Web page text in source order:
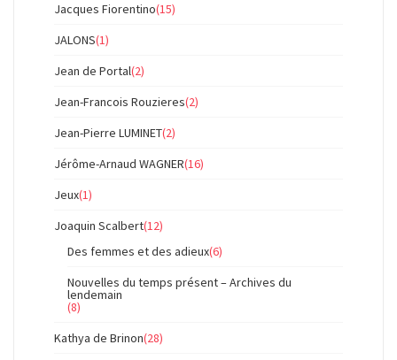
Jacques Fiorentino(15)
JALONS(1)
Jean de Portal(2)
Jean-Francois Rouzieres(2)
Jean-Pierre LUMINET(2)
Jérôme-Arnaud WAGNER(16)
Jeux(1)
Joaquin Scalbert(12)
Des femmes et des adieux(6)
Nouvelles du temps présent – Archives du
lendemain
(8)
Kathya de Brinon(28)